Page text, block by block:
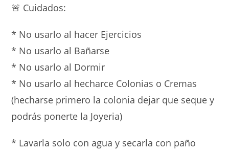
🚨 Cuidados:
* No usarlo al hacer Ejercicios
* ⁠No usarlo al Bañarse
* ⁠No usarlo al Dormir
* ⁠No usarlo al hecharce Colonias o Cremas
(hecharse primero la colonia dejar que seque y
podrás ponerte la Joyeria)
* Lavarla solo con agua y secarla con paño